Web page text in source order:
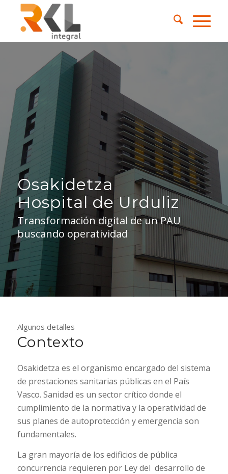
Osakidetza
Hospital de Urduliz
Transformación digital de un PAU
buscando operatividad
Algunos detalles
Contexto
Osakidetza es el organismo encargado del sistema
de prestaciones sanitarias públicas en el País
Vasco. Sanidad es un sector crítico donde el
cumplimiento de la normativa y la operatividad de
sus planes de autoprotección y emergencia son
fundamentales.
La gran mayoría de los edificios de pública
concurrencia requieren por Ley del desarrollo de